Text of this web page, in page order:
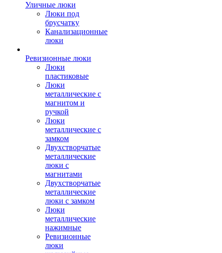
Уличные люки
Люки под
брусчатку
Канализационные
люки
Ревизионные люки
Люки
пластиковые
Люки
металлические с
магнитом и
ручкой
Люки
металлические с
замком
Двухстворчатые
металлические
люки с
магнитами
Двухстворчатые
металлические
люки с замком
Люки
металлические
нажимные
Ревизионные
люки